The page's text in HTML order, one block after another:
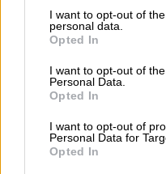
I want to opt-out of
personal data.
Opted In
I want to opt-out of
Personal Data.
Opted In
I want to opt-out of
Personal Data for
Opted In
La passionalità dello
Leone. Tuttavia,
che entrambi
Scorpione –
⭐️⭐️⭐️⭐️